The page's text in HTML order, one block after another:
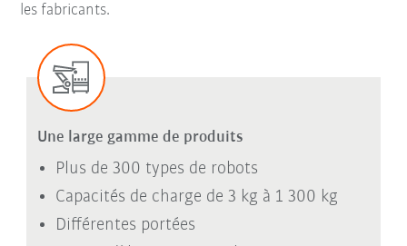
les fabricants.
Une large gamme de produits
Plus de 300 types de robots
Capacités de charge de 3 kg à 1 300 kg
Différentes portées